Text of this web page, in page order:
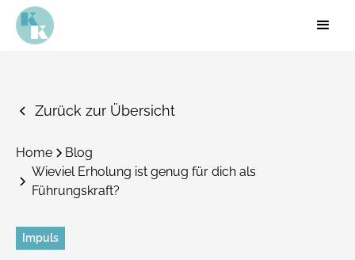
Zurück zur Übersicht
Home
Blog
Wieviel Erholung ist genug für dich als
Führungskraft?
Impuls